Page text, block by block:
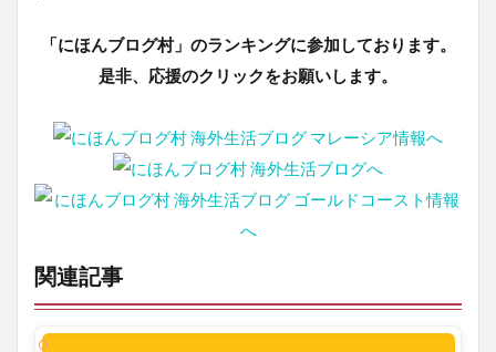
「にほんブログ村」のランキングに参加しております。
是非、応援のクリックをお願いします。
関連記事